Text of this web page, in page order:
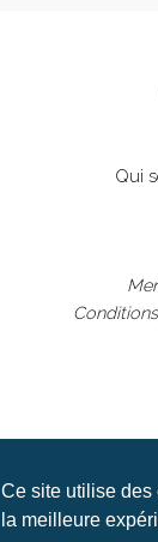
Ce site utilise des
la meilleure
Qui